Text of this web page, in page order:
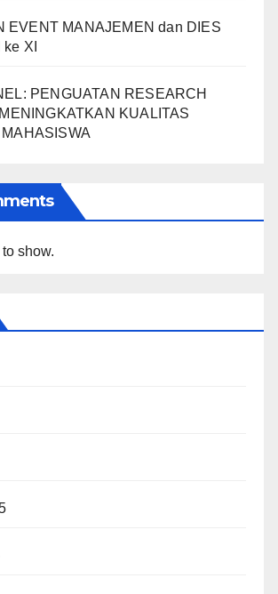
EVENT MANAJEMEN dan DIES
XI
PENGUATAN RESEARCH
KUALITAS
show.